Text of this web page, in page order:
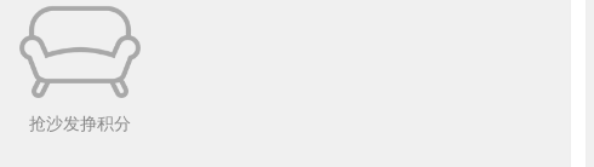
抢沙发挣积分